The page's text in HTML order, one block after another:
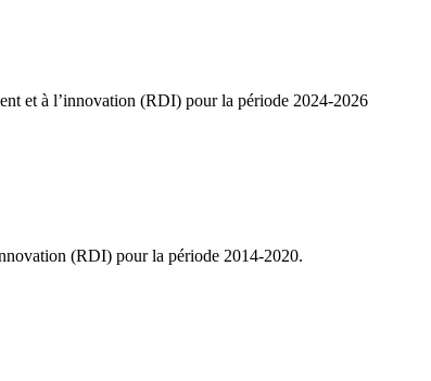
et à l’innovation (RDI) pour la période 2024-2026
(RDI) pour la période 2014-2020.